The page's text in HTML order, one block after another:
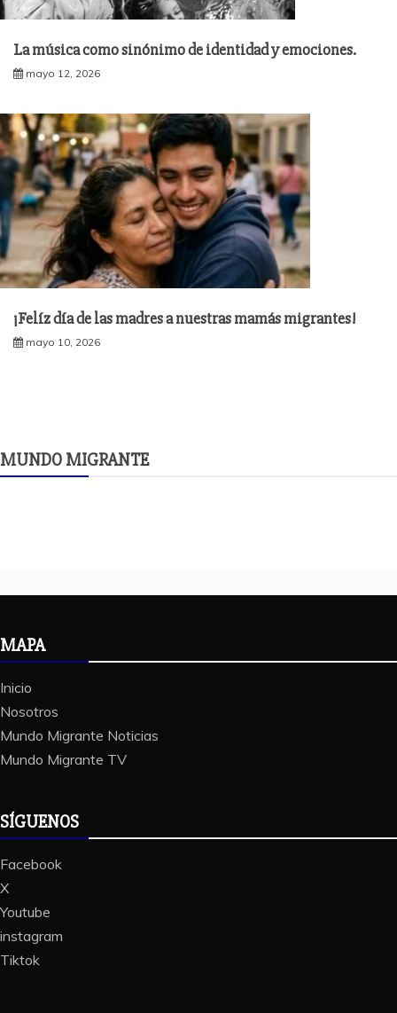
La música como sinónimo de identidad y emociones.
mayo 12, 2026
¡Felíz día de las madres a nuestras mamás migrantes!
mayo 10, 2026
MUNDO MIGRANTE
MAPA
Inicio
Nosotros
Mundo Migrante Noticias
Mundo Migrante TV
SÍGUENOS
Facebook
X
Youtube
instagram
Tiktok